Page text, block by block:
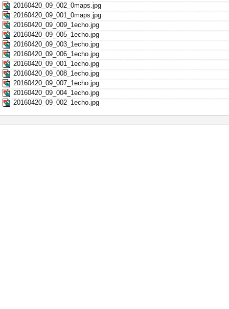
20160420_09_002_0maps.jpg
20160420_09_001_0maps.jpg
20160420_09_009_1echo.jpg
20160420_09_005_1echo.jpg
20160420_09_003_1echo.jpg
20160420_09_006_1echo.jpg
20160420_09_001_1echo.jpg
20160420_09_008_1echo.jpg
20160420_09_007_1echo.jpg
20160420_09_004_1echo.jpg
20160420_09_002_1echo.jpg